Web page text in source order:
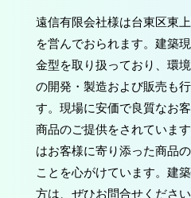
遠信有限会社様は台東区東
を営んでおられます。建築
金型を取り扱っており、環
の開発・製造および販売も
す。現場に安価で良質なお
商品のご提供をされていま
はお客様に寄り添った商品
ことを心がけています。建
方は、ぜひお問合せください